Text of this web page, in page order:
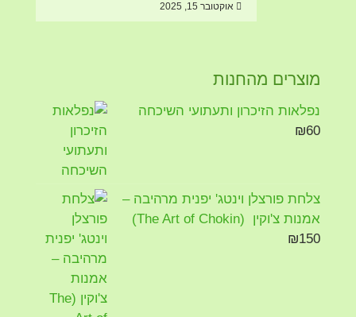
אוקטובר 15, 2025
מוצרים מהחנות
נפלאות הזיכרון ותעתועי השיכחה
₪60
צלחת פורצלן וינטג' יפנית מרהיבה –
אמנות צ'וקין (The Art of Chokin)
₪150